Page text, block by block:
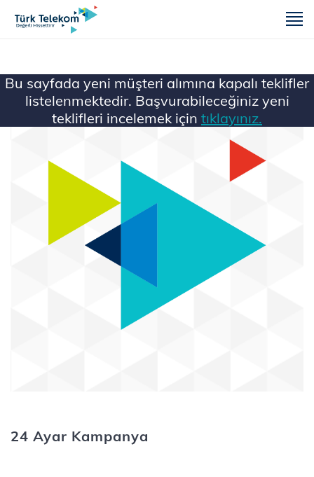
Bu sayfada yeni müşteri alımına kapalı teklifler
listelenmektedir. Başvurabileceğiniz yeni
teklifleri incelemek için tıklayınız.
24 Ayar Kampanya